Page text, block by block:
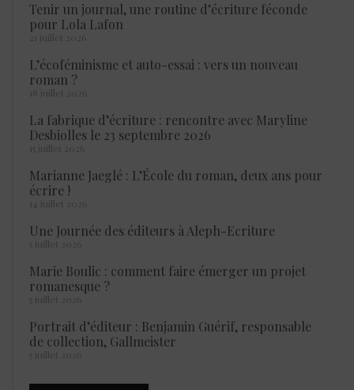
Tenir un journal, une routine d’écriture féconde
pour Lola Lafon
21 juillet 2026
L’écoféminisme et auto-essai : vers un nouveau
roman ?
18 juillet 2026
La fabrique d’écriture : rencontre avec Maryline
Desbiolles le 23 septembre 2026
15 juillet 2026
Marianne Jaeglé : L’École du roman, deux ans pour
écrire !
14 juillet 2026
Une Journée des éditeurs à Aleph-Ecriture
5 juillet 2026
Marie Boulic : comment faire émerger un projet
romanesque ?
5 juillet 2026
Portrait d’éditeur : Benjamin Guérif, responsable
de collection, Gallmeister
5 juillet 2026